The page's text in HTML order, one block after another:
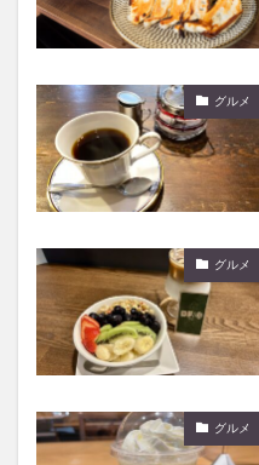
グルメ
グルメ
グルメ